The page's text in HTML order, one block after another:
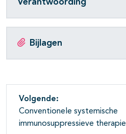
Verantwoording
Bijlagen
Volgende:
Conventionele systemische
immunosuppressieve therapie